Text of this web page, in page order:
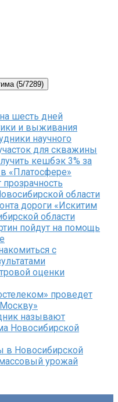
(5/7289)
шесть дней
и выживания
научного
для скважины
кешбэк 3% за
«Платосфере»
области
дороги «Искитим
области
пойдут на помощь
с
оценки
проведет
называют
Новосибирской
в Новосибирской
урожай